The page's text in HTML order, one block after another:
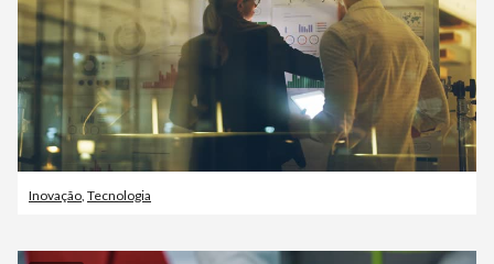
Inovação Tecnologia